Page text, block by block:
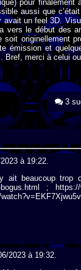
pour finalement
aussi que
avait un feel 3D.
vers le début des
soit originellement
émission et
Bref, merci à celui
3
à 19:22.
ait beaucoup trop
bogus.html ;
2023 à 19:32.